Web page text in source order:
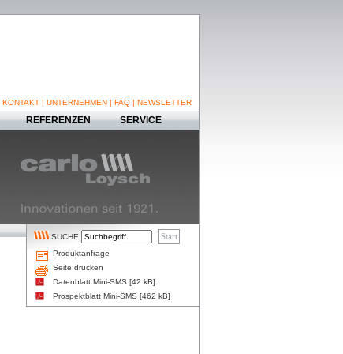
KONTAKT | UNTERNEHMEN | FAQ | NEWSLETTER
REFERENZEN
SERVICE
SUCHE
Produktanfrage
Seite drucken
Datenblatt Mini-SMS [42 kB]
Prospektblatt Mini-SMS [462 kB]